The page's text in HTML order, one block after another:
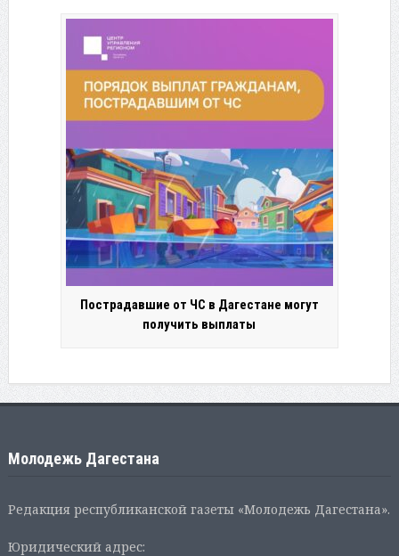
Пострадавшие от ЧС в Дагестане могут
получить выплаты
Молодежь Дагестана
Редакция республиканской газеты «Молодежь Дагестана».
Юридический адрес: